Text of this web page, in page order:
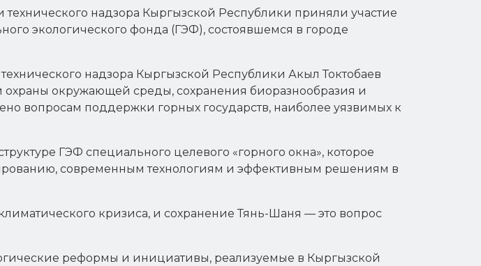
надзора Кыргызской Республики приняли участие
экологического фонда (ГЭФ), состоявшемся в городе
надзора Кыргызской Республики Акыл Токтобаев
охраны окружающей среды, сохранения биоразнообразия и
вопросам поддержки горных государств, наиболее уязвимых к
ГЭФ специального целевого «горного окна», которое
современным технологиям и эффективным решениям в
кризиса, и сохранение Тянь-Шаня — это вопрос
реформы и инициативы, реализуемые в Кыргызской